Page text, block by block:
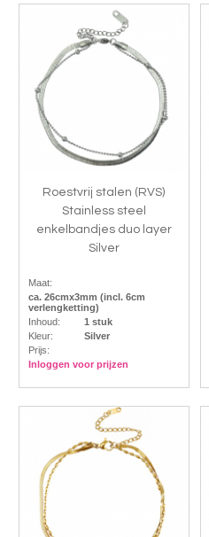
Roestvrij stalen (RVS)
Stainless steel
enkelbandjes duo layer
Silver
Maat:
ca. 26cmx3mm (incl. 6cm
verlengketting)
Inhoud:
1 stuk
Kleur:
Silver
Prijs:
Inloggen voor prijzen